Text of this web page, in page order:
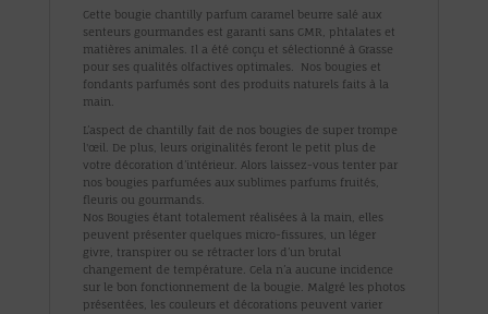
Cette bougie chantilly parfum caramel beurre salé aux
senteurs gourmandes est garanti sans CMR, phtalates et
matières animales. Il a été conçu et sélectionné à Grasse
pour ses qualités olfactives optimales. Nos bougies et
fondants parfumés sont des produits naturels faits à la
main.
L’aspect de chantilly fait de nos bougies de super trompe
l'œil. De plus, leurs originalités feront le petit plus de
votre décoration d’intérieur. Alors laissez-vous tenter par
nos bougies parfumées aux sublimes parfums fruités,
fleuris ou gourmands.
Nos Bougies étant totalement réalisées à la main, elles
peuvent présenter quelques micro-fissures, un léger
givre, transpirer ou se rétracter lors d’un brutal
changement de température. Cela n’a aucune incidence
sur le bon fonctionnement de la bougie. Malgré les photos
présentées, les couleurs et décorations peuvent varier